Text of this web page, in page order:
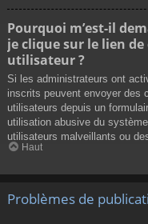
Pourquoi m’est-il
je clique sur le lien
utilisateur ?
Si les administrateurs ont
inscrits peuvent envoyer des
utilisateurs depuis un
utilisation abusive du
utilisateurs malveillants ou
Haut
Problèmes de